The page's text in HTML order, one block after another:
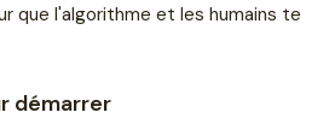
que l'algorithme et les humains te
démarrer